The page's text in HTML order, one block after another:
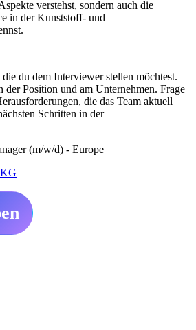
verstehst, sondern auch die
in der Kunststoff- und
du dem Interviewer stellen möchtest.
der Position und am Unternehmen. Frage
die das Team aktuell
Schritten in der
(m/w/d) - Europe